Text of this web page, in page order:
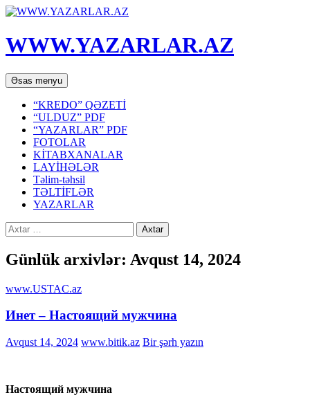
WWW.YAZARLAR.AZ
Axtar
Əsas menyu Mühtəviyyata
keç
“KREDO” QƏZETİ
“ULDUZ” PDF
“YAZARLAR” PDF
FOTOLAR
KİTABXANALAR
LAYİHƏLƏR
Təlim-təhsil
TƏLTİFLƏR
YAZARLAR
Axtarış:
Günlük arxivlər: Avqust 14, 2024
www.USTAC.az
Инет – Настоящий мужчина
Avqust 14, 2024 www.bitik.az Bir şərh yazın
Настоящий мужчина